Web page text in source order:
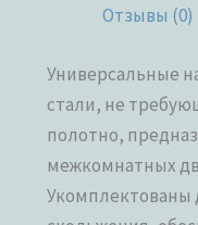
Отзывы (0)
Универсальные
стали, не
полотно,
межкомнатных